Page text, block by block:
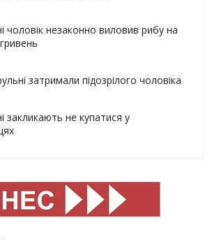
чоловік незаконно виловив рибу на
затримали підозрілого чоловіка
закликають не купатися у